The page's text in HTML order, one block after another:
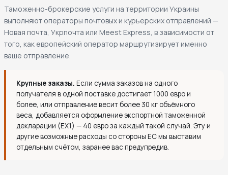
Таможенно-брокерские услуги на территории Украины
выполняют операторы почтовых и курьерских отправлений —
Новая почта, Укрпочта или Meest Express, в зависимости от
того, как европейский оператор маршрутизирует именно
ваше отправление.
Крупные заказы. Если сумма заказов на одного
получателя в одной поставке достигает 1000 евро и
более, или отправление весит более 30 кг объёмного
веса, добавляется оформление экспортной таможенной
декларации (EX1) — 40 евро за каждый такой случай. Эту и
другие возможные расходы со стороны ЕС мы выставим
отдельным счётом, заранее вас предупредив.